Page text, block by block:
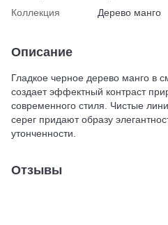
Коллекция
Дерево манго
Описание
Гладкое черное дерево манго в
создает эффектный контраст
современного стиля. Чистые
серег придают образу
утонченности.
Отзывы